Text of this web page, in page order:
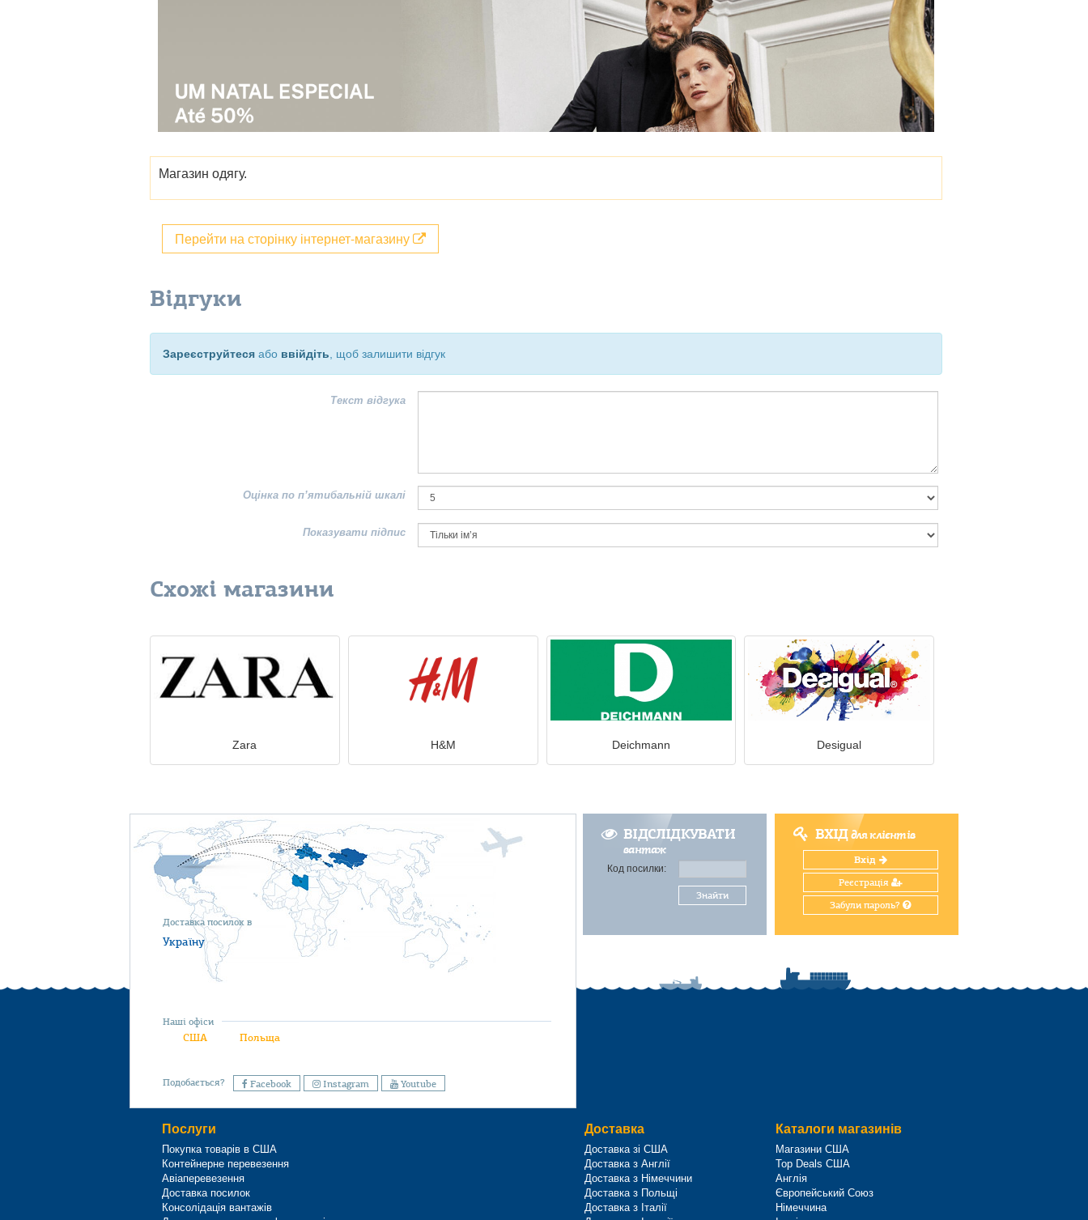
Магазин одягу.
Перейти на сторінку інтернет-магазину
Відгуки
Зареєструйтеся або ввійдіть , щоб залишити відгук
Текст відгука
Оцінка по п’ятибальній шкалі
Показувати підпис
Схожі магазини
Zara H&M Deichmann Desigual
ВІДСЛІДКУВАТИ
вантаж
Код посилки:
Знайти
ВХІДдля клієнтів
Вхід
Реєстрація
Забули пароль?
Доставка посилок в
Україну
Наші офіси
США Польща
Подобається? Facebook Instagram Youtube
Послуги
Покупка товарів в США
Контейнерне перевезення
Авіаперевезення
Доставка посилок
Консолідація вантажів
Доставка
Доставка зі США
Доставка з Англії
Доставка з Німеччини
Доставка з Польщі
Доставка з Італії
Каталоги магазинів
Магазини США
Top Deals США
Англія
Європейський Союз
Німеччина